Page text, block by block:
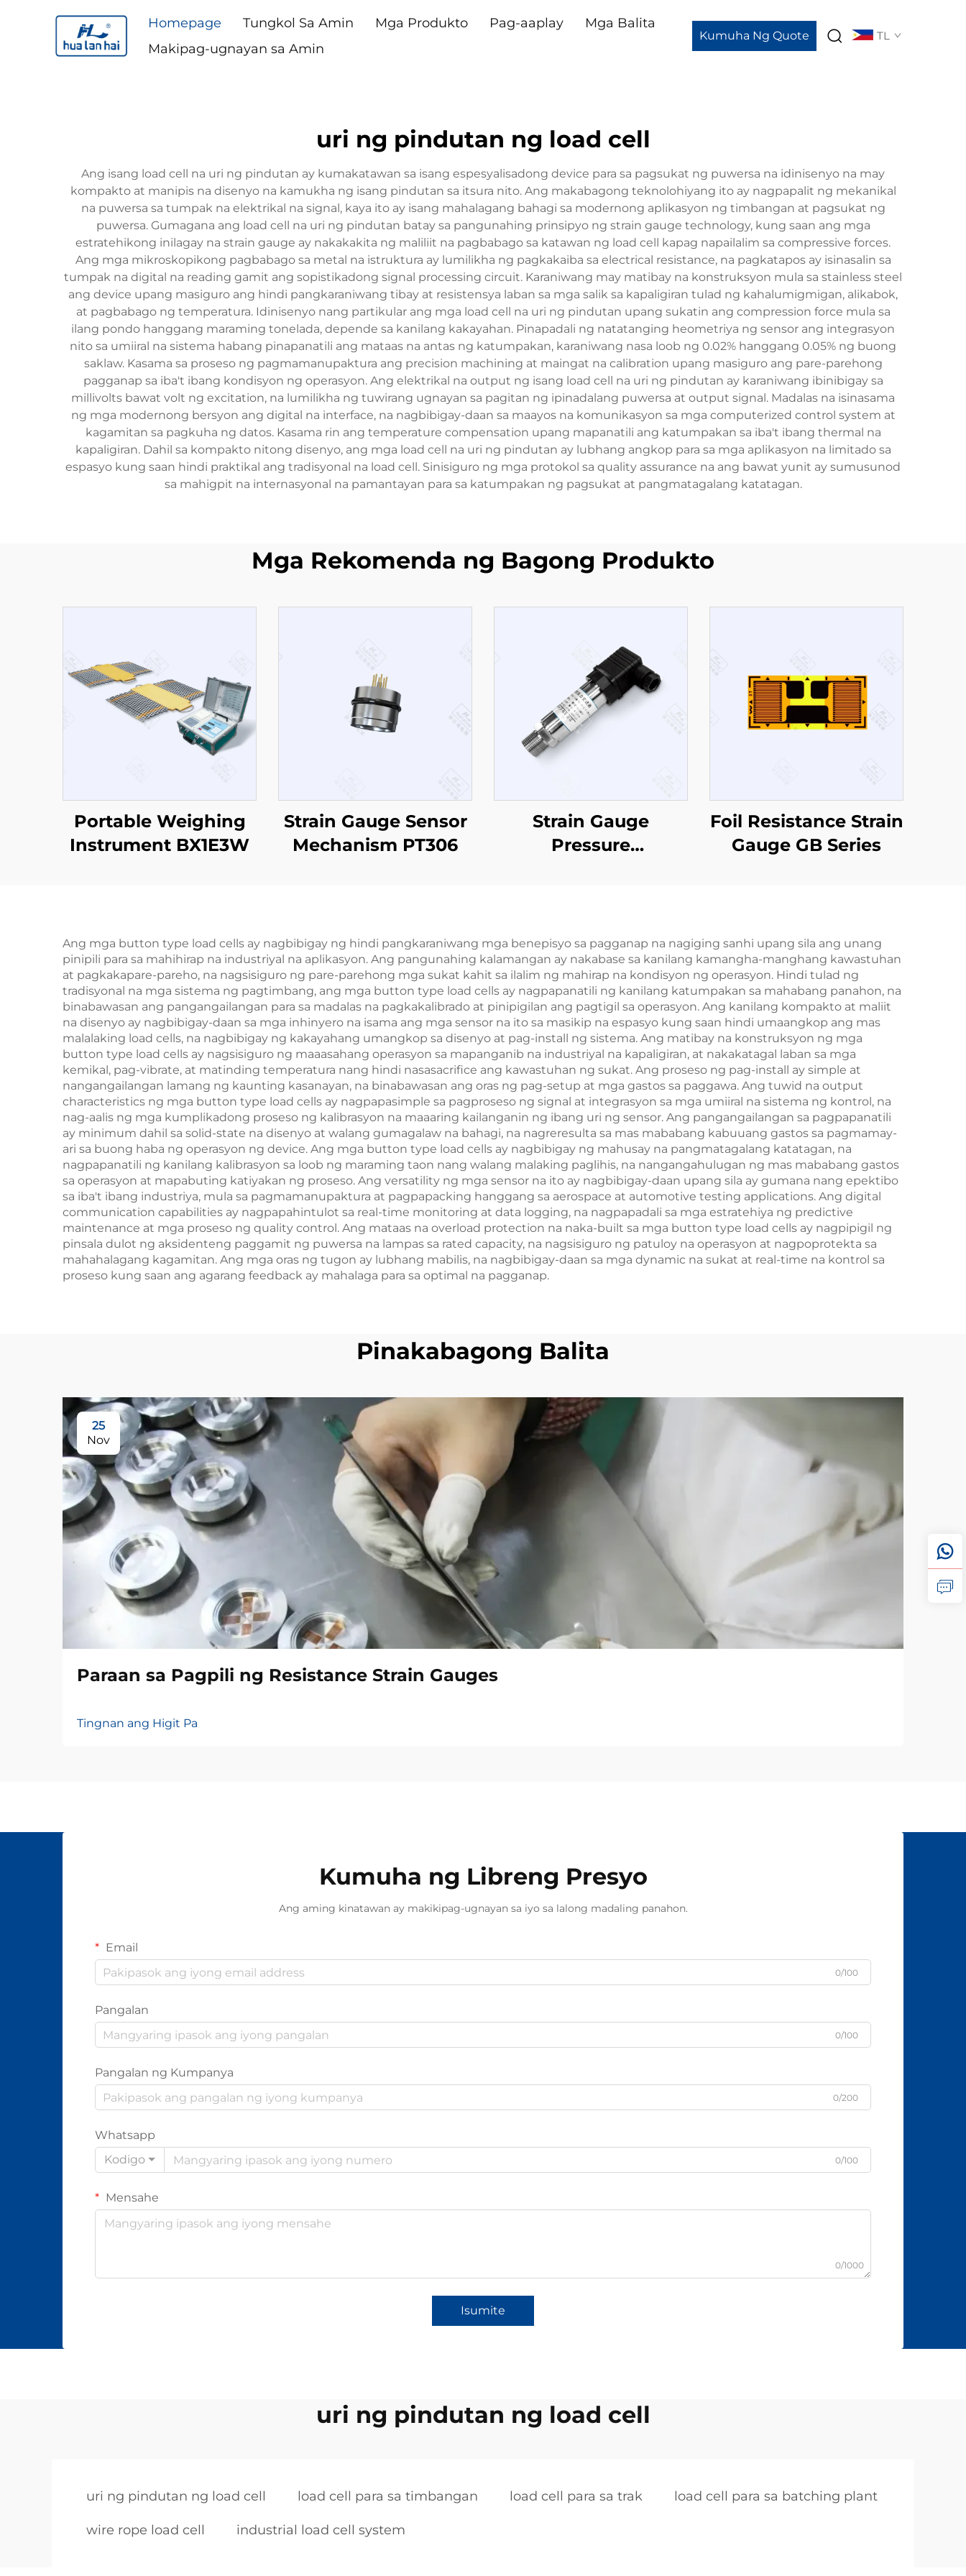
Homepage Tungkol Sa Amin Mga Produkto Pag-aaplay
Mga Balita
Makipag-ugnayan sa Amin
Kumuha Ng Quote TL
uri ng pindutan ng load cell
Ang isang load cell na uri ng pindutan ay kumakatawan sa isang espesyalisadong device para sa pagsukat ng puwersa na idinisenyo na may
kompakto at manipis na disenyo na kamukha ng isang pindutan sa itsura nito. Ang makabagong teknolohiyang ito ay nagpapalit ng mekanikal
na puwersa sa tumpak na elektrikal na signal, kaya ito ay isang mahalagang bahagi sa modernong aplikasyon ng timbangan at pagsukat ng
puwersa. Gumagana ang load cell na uri ng pindutan batay sa pangunahing prinsipyo ng strain gauge technology, kung saan ang mga
estratehikong inilagay na strain gauge ay nakakakita ng maliliit na pagbabago sa katawan ng load cell kapag napailalim sa compressive forces.
Ang mga mikroskopikong pagbabago sa metal na istruktura ay lumilikha ng pagkakaiba sa electrical resistance, na pagkatapos ay isinasalin sa
tumpak na digital na reading gamit ang sopistikadong signal processing circuit. Karaniwang may matibay na konstruksyon mula sa stainless steel
ang device upang masiguro ang hindi pangkaraniwang tibay at resistensya laban sa mga salik sa kapaligiran tulad ng kahalumigmigan, alikabok,
at pagbabago ng temperatura. Idinisenyo nang partikular ang mga load cell na uri ng pindutan upang sukatin ang compression force mula sa
ilang pondo hanggang maraming tonelada, depende sa kanilang kakayahan. Pinapadali ng natatanging heometriya ng sensor ang integrasyon
nito sa umiiral na sistema habang pinapanatili ang mataas na antas ng katumpakan, karaniwang nasa loob ng 0.02% hanggang 0.05% ng buong
saklaw. Kasama sa proseso ng pagmamanupaktura ang precision machining at maingat na calibration upang masiguro ang pare-parehong
pagganap sa iba't ibang kondisyon ng operasyon. Ang elektrikal na output ng isang load cell na uri ng pindutan ay karaniwang ibinibigay sa
millivolts bawat volt ng excitation, na lumilikha ng tuwirang ugnayan sa pagitan ng ipinadalang puwersa at output signal. Madalas na isinasama
ng mga modernong bersyon ang digital na interface, na nagbibigay-daan sa maayos na komunikasyon sa mga computerized control system at
kagamitan sa pagkuha ng datos. Kasama rin ang temperature compensation upang mapanatili ang katumpakan sa iba't ibang thermal na
kapaligiran. Dahil sa kompakto nitong disenyo, ang mga load cell na uri ng pindutan ay lubhang angkop para sa mga aplikasyon na limitado sa
espasyo kung saan hindi praktikal ang tradisyonal na load cell. Sinisiguro ng mga protokol sa quality assurance na ang bawat yunit ay sumusunod
sa mahigpit na internasyonal na pamantayan para sa katumpakan ng pagsukat at pangmatagalang katatagan.
Mga Rekomenda ng Bagong Produkto
Portable Weighing
Instrument BX1E3W
Strain Gauge Sensor
Mechanism PT306
Strain Gauge
Pressure
Foil Resistance Strain
Gauge GB Series
Ang mga button type load cells ay nagbibigay ng hindi pangkaraniwang mga benepisyo sa pagganap na nagiging sanhi upang sila ang unang
pinipili para sa mahihirap na industriyal na aplikasyon. Ang pangunahing kalamangan ay nakabase sa kanilang kamangha-manghang kawastuhan
at pagkakapare-pareho, na nagsisiguro ng pare-parehong mga sukat kahit sa ilalim ng mahirap na kondisyon ng operasyon. Hindi tulad ng
tradisyonal na mga sistema ng pagtimbang, ang mga button type load cells ay nagpapanatili ng kanilang katumpakan sa mahabang panahon, na
binabawasan ang pangangailangan para sa madalas na pagkakalibrado at pinipigilan ang pagtigil sa operasyon. Ang kanilang kompakto at maliit
na disenyo ay nagbibigay-daan sa mga inhinyero na isama ang mga sensor na ito sa masikip na espasyo kung saan hindi umaangkop ang mas
malalaking load cells, na nagbibigay ng kakayahang umangkop sa disenyo at pag-install ng sistema. Ang matibay na konstruksyon ng mga
button type load cells ay nagsisiguro ng maaasahang operasyon sa mapanganib na industriyal na kapaligiran, at nakakatagal laban sa mga
kemikal, pag-vibrate, at matinding temperatura nang hindi nasasacrifice ang kawastuhan ng sukat. Ang proseso ng pag-install ay simple at
nangangailangan lamang ng kaunting kasanayan, na binabawasan ang oras ng pag-setup at mga gastos sa paggawa. Ang tuwid na output
characteristics ng mga button type load cells ay nagpapasimple sa pagproseso ng signal at integrasyon sa mga umiiral na sistema ng kontrol, na
nag-aalis ng mga kumplikadong proseso ng kalibrasyon na maaaring kailanganin ng ibang uri ng sensor. Ang pangangailangan sa pagpapanatili
ay minimum dahil sa solid-state na disenyo at walang gumagalaw na bahagi, na nagreresulta sa mas mababang kabuuang gastos sa pagmamay-
ari sa buong haba ng operasyon ng device. Ang mga button type load cells ay nagbibigay ng mahusay na pangmatagalang katatagan, na
nagpapanatili ng kanilang kalibrasyon sa loob ng maraming taon nang walang malaking paglihis, na nangangahulugan ng mas mababang gastos
sa operasyon at mapabuting katiyakan ng proseso. Ang versatility ng mga sensor na ito ay nagbibigay-daan upang sila ay gumana nang epektibo
sa iba't ibang industriya, mula sa pagmamanupaktura at pagpapacking hanggang sa aerospace at automotive testing applications. Ang digital
communication capabilities ay nagpapahintulot sa real-time monitoring at data logging, na nagpapadali sa mga estratehiya ng predictive
maintenance at mga proseso ng quality control. Ang mataas na overload protection na naka-built sa mga button type load cells ay nagpipigil ng
pinsala dulot ng aksidenteng paggamit ng puwersa na lampas sa rated capacity, na nagsisiguro ng patuloy na operasyon at nagpoprotekta sa
mahahalagang kagamitan. Ang mga oras ng tugon ay lubhang mabilis, na nagbibigay-daan sa mga dynamic na sukat at real-time na kontrol sa
proseso kung saan ang agarang feedback ay mahalaga para sa optimal na pagganap.
Pinakabagong Balita
25
Nov
Paraan sa Pagpili ng Resistance Strain Gauges
Tingnan ang Higit Pa
Kumuha ng Libreng Presyo
Ang aming kinatawan ay makikipag-ugnayan sa iyo sa lalong madaling panahon.
Email
0/100
Pangalan
0/100
Pangalan ng Kumpanya
0/200
Whatsapp
Kodigo
0/100
Mensahe
0/1000
Isumite
uri ng pindutan ng load cell
uri ng pindutan ng load cell load cell para sa timbangan load cell para sa trak load cell para sa batching plant
wire rope load cell industrial load cell system